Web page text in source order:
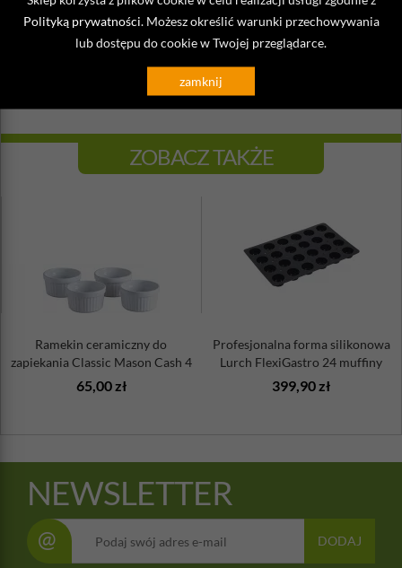
Polityką prywatności . Możesz określić warunki przechowywania
lub dostępu do cookie w Twojej przeglądarce.
zamknij
Szerokość: 17,5 cm
Średnica zagłębienia: 7,2 cm
Wysokość zagłębienia: 3 cm
ZOBACZ TAKŻE
Ramekin ceramiczny do
zapiekania Classic Mason Cash 4
sztuki
65,00 zł
Profesjonalna forma silikonowa
Lurch FlexiGastro 24 muffiny
399,90 zł
NEWSLETTER
@ DODAJ